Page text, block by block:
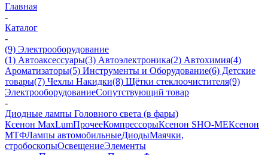
Главная
-
Каталог
-
(9) Электрооборудование
(1) Автоаксессуары(3) Автоэлектроника(2) Автохимия(4)
Ароматизаторы(5) Инструменты и Оборудование(6) Детские
товары(7) Чехлы Накидки(8) Щётки стеклоочистителя(9)
ЭлектрооборудованиеСопутствующий товар
-
Диодные лампы Головного света (в фары)
Ксенон MaxLumПрочееКомпрессорыКсенон SHO-MEКсенон
МТФЛампы автомобильныеДиодыМаячки,
стробоскопыОсвещениеЭлементы